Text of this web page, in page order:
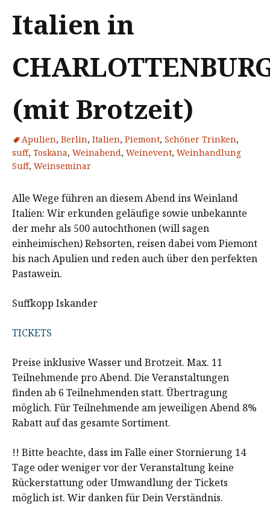
Italien in
(mit Brotzeit)
Apulien, Berlin, Italien, Piemont, Schöner Trinken,
suff, Toskana, Weinabend, Weinevent, Weinhandlung
Suff, Weinseminar
Alle Wege führen an diesem Abend ins Weinland
Italien: Wir erkunden geläufige sowie unbekannte
der mehr als 500 autochthonen (will sagen
einheimischen) Rebsorten, reisen dabei vom Piemont
bis nach Apulien und reden auch über den perfekten
Pastawein.
Suffkopp Iskander
TICKETS
Preise inklusive Wasser und Brotzeit. Max. 11
Teilnehmende pro Abend. Die Veranstaltungen
finden ab 6 Teilnehmenden statt. Übertragung
möglich. Für Teilnehmende am jeweiligen Abend 8%
Rabatt auf das gesamte Sortiment.
!! Bitte beachte, dass im Falle einer Stornierung 14
Tage oder weniger vor der Veranstaltung keine
Rückerstattung oder Umwandlung der Tickets
möglich ist. Wir danken für Dein Verständnis.